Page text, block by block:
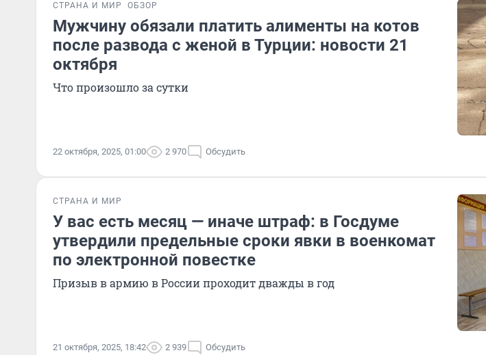
СТРАНА И МИР ОБЗОР
Мужчину обязали платить алименты на котов
после развода с женой в Турции: новости 21
октября
Что произошло за сутки
22 октября, 2025, 01:00 2 970 Обсудить
СТРАНА И МИР
У вас есть месяц — иначе штраф: в Госдуме
утвердили предельные сроки явки в военкомат
по электронной повестке
Призыв в армию в России проходит дважды в год
21 октября, 2025, 18:42 2 939 Обсудить